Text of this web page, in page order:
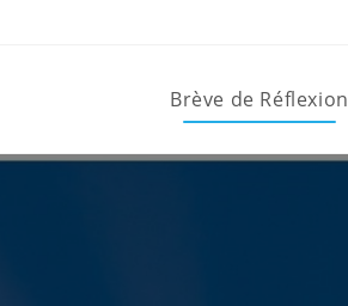
Brève de Réflexion